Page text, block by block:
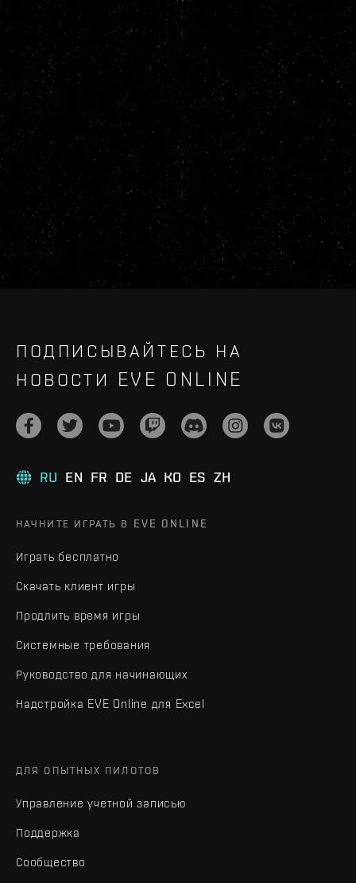
ПОДПИСЫВАЙТЕСЬ НА
НОВОСТИ EVE ONLINE
RU EN FR DE JA KO ES ZH
НАЧНИТЕ ИГРАТЬ В EVE ONLINE
Играть бесплатно
Скачать клиент игры
Продлить время игры
Системные требования
Руководство для начинающих
Надстройка EVE Online для Excel
ДЛЯ ОПЫТНЫХ ПИЛОТОВ
Управление учетной записью
Поддержка
Сообщество